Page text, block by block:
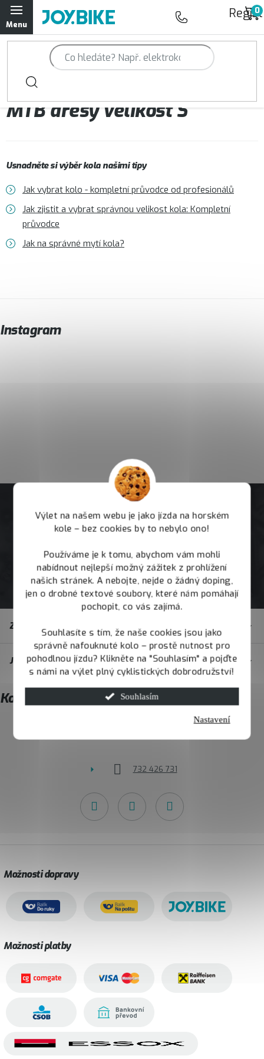
Výlet na našem webu je jako jízda na horském
kole – bez cookies by to nebylo ono!
Používáme je k tomu, abychom vám mohli
nabídnout nejlepší možný zážitek z prohlížení
našich stránek. A nebojte, nejde o žádný doping,
jen o drobné textové soubory, které nám pomáhají
pochopit, co vás zajímá.
Souhlasíte s tím, že naše cookies jsou jako
správně nafouknuté kolo – prostě nutnost pro
pohodlnou jízdu? Klikněte na "Souhlasím" a pojďte
s námi na výlet plný cyklistických dobrodružství!
Souhlasím
Nastavení
Přejít
na
obsah
Trailová kola Qayron
Horská kola Qayron
Dámská horská kola Qayron
Doplňky a oblečení Qayron
Kontakt Servisní a výdejní místa
MTB dresy velikost S
Usnadněte si výběr kola našimi tipy
Jak vybrat kolo - kompletní průvodce od profesionálů
Jak zjistit a vybrat správnou velikost kola: Kompletní
průvodce
Jak na správné mytí kola?
Instagram
t
í
Zákaznický servis
JOY.BIKE
Kontakt
732 426 731
Možnosti dopravy
Možnosti platby